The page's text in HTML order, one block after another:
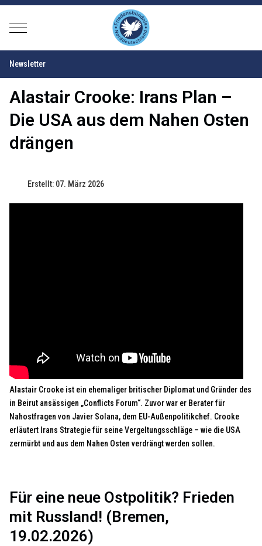
Mobile Menu Toggle
Newsletter
Alastair Crooke: Irans Plan –
Die USA aus dem Nahen Osten
drängen
Erstellt: 07. März 2026
Alastair Crooke ist ein ehemaliger britischer Diplomat und Gründer des
in Beirut ansässigen „Conflicts Forum“. Zuvor war er Berater für
Nahostfragen von Javier Solana, dem EU-Außenpolitikchef. Crooke
erläutert Irans Strategie für seine Vergeltungsschläge – wie die USA
zermürbt und aus dem Nahen Osten verdrängt werden sollen.
Für eine neue Ostpolitik? Frieden
mit Russland! (Bremen,
19.02.2026)